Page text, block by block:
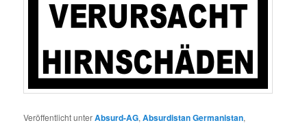
Veröffentlicht unterAbsurd-AG,Absurdistan Germanistan,